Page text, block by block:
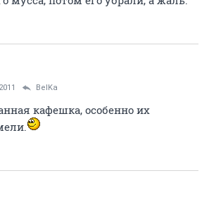
BelKa
кафешка, особенно их